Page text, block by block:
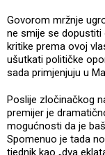
Govorom mržnje
ne smije se dopustiti
kritike prema ovoj
ušutkati političke
sada primjenjuju u
Poslije zločinačkog
premijer je
mogućnosti da je
Spomenuo je tada
tjednik kao „dva